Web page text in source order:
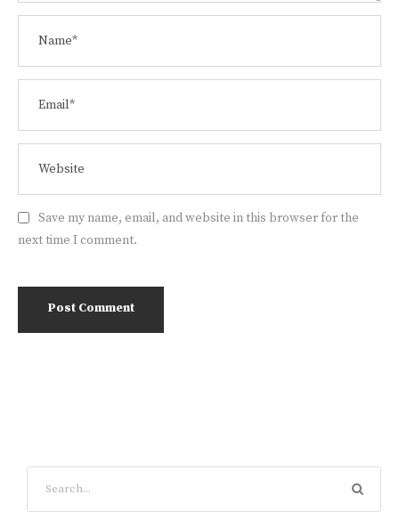
Save my name, email, and website in this browser for the
next time I comment.